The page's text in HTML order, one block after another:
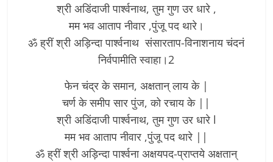
श्री अडिंदाजी पार्श्वनाथ, तुम गुण उर धारे ,
मम भव आताप नीवार ,पुंजू पद थारे।
ॐ ह्रीं श्री अड़िन्दा पार्श्वनाथ संसारताप-विनाशनाय चंदनं
निर्वपामीति स्वाहा।2
फेन चंद्र के समान, अक्षतान् लाय के |
चर्ण के समीप सार पुंज, को रचाय के ||
श्री अडिंदाजी पार्श्वनाथ, तुम गुण उर धारे l
मम भव आताप नीवार ,पुंजू पद थारे ||­
ॐ ह्रीं श्री अड़िन्दा पार्श्वना अक्षयपद-प्राप्तये अक्षतान्